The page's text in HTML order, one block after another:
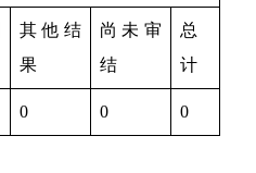
其他结
果
尚未审
结
总
计
0 0 0